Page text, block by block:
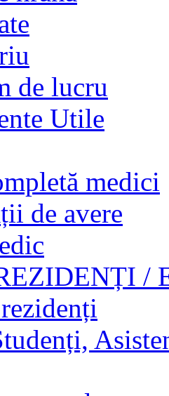
de lucru
Utile
medici
de avere
/